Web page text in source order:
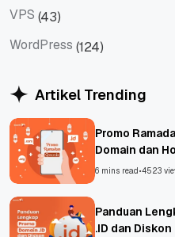
VPS (43)
WordPress (124)
Artikel Trending
Promo
Domain dan
6 mins read•4523
Panduan
.ID dan